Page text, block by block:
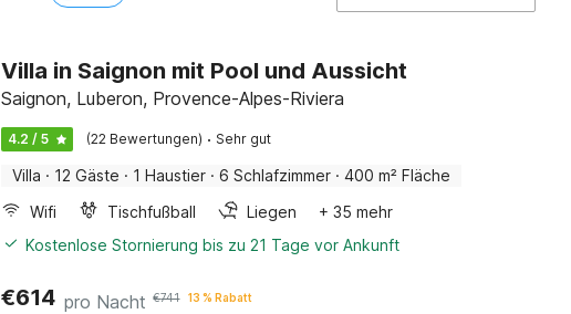
Villa in Saignon mit Pool und Aussicht
Saignon, Luberon, Provence-Alpes-Riviera
4.2 / 5 (22 Bewertungen) · Sehr gut
Villa · 12 Gäste · 1 Haustier · 6 Schlafzimmer · 400 m² Fläche
Wifi
Tischfußball Liegen
+ 35 mehr
Kostenlose Stornierung bis zu 21 Tage vor Ankunft
€614 pro Nacht €741 13 % Rabatt